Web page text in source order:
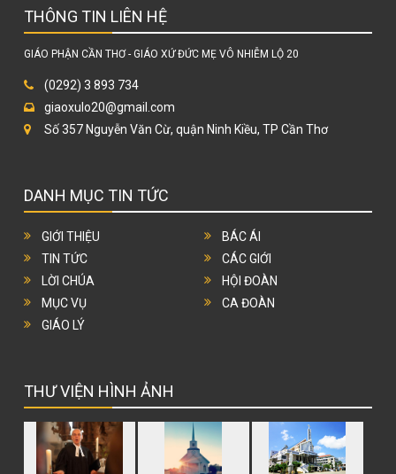
THÔNG TIN LIÊN HỆ
GIÁO PHẬN CẦN THƠ - GIÁO XỨ ĐỨC MẸ VÔ NHIỄM LỘ 20
(0292) 3 893 734
giaoxulo20@gmail.com
Số 357 Nguyễn Văn Cừ, quận Ninh Kiều, TP Cần Thơ
DANH MỤC TIN TỨC
GIỚI THIỆU
TIN TỨC
LỜI CHÚA
MỤC VỤ
GIÁO LÝ
BÁC ÁI
CÁC GIỚI
HỘI ĐOÀN
CA ĐOÀN
THƯ VIỆN HÌNH ẢNH